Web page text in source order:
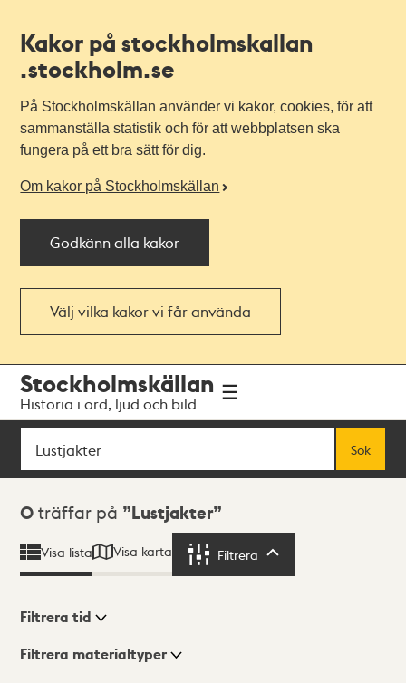
Kakor på stockholmskallan
.stockholm.se
På Stockholmskällan använder vi kakor, cookies, för att
sammanställa statistik och för att webbplatsen ska
fungera på ett bra sätt för dig.
Om kakor på Stockholmskällan
Godkänn alla kakor
Välj vilka kakor vi får använda
navigationen
huvudinnehållet
Stockholmskällan
Historia i ord, ljud och bild
Sök
Sök
Sökresultat
0 träffar på Lustjakter
Visa lista Visa karta Filtrera
Visningsläge
Filtrera tid
Filtrera materialtyper